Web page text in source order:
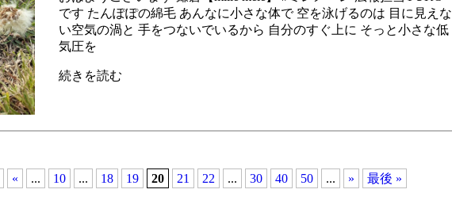
です たんぽぽの綿毛 あんなに小さな体で 空を泳げるのは 目に見えな
い空気の渦と 手をつないでいるから 自分のすぐ上に そっと小さな低
気圧を
続きを読む
« ... 10 ... 18 19 20 21 22 ... 30 40 50 ... » 最後 »